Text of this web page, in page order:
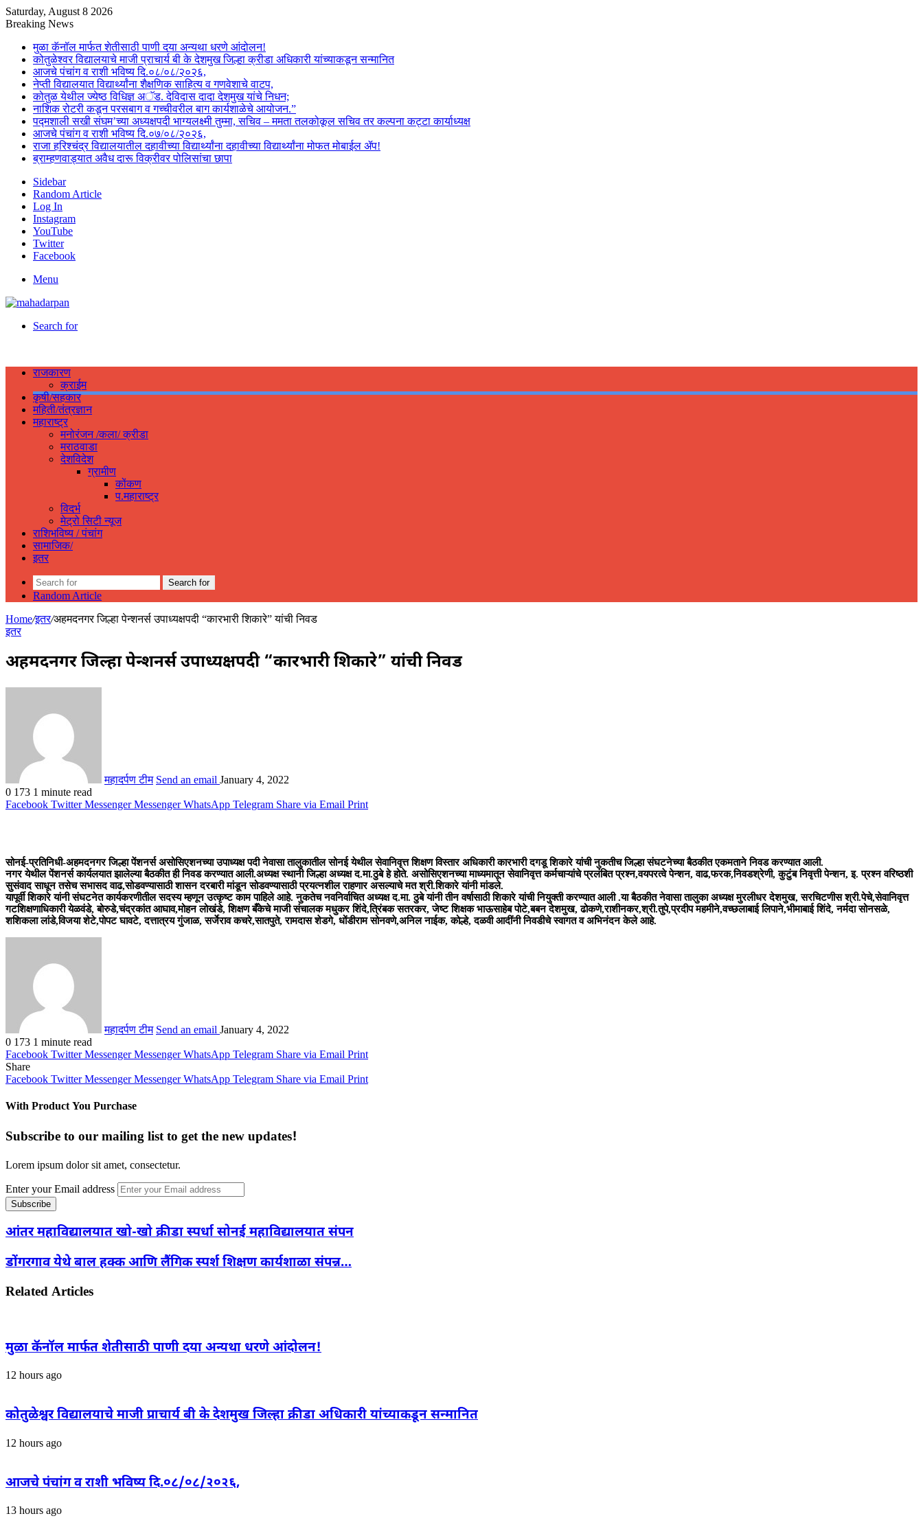
Saturday, August 8 2026
Breaking News
मुळा कॅनॉल मार्फत शेतीसाठी पाणी दया अन्यथा धरणे आंदोलन!
कोतुळेश्वर विद्यालयाचे माजी प्राचार्य बी के देशमुख जिल्हा क्रीडा अधिकारी यांच्याकडून सन्मानित
आजचे पंचांग व राशी भविष्य दि.०८/०८/२०२६,
नेप्ती विद्यालयात विद्यार्थ्यांना शैक्षणिक साहित्य व गणवेशाचे वाटप,
कोतुळ येथील ज्येष्ठ विधिज्ञ अॅड. देविदास दादा देशमुख यांचे निधन;
नाशिक रोटरी कडून परसबाग व गच्चीवरील बाग कार्यशाळेचे आयोजन.”
पद्मशाली सखी संघम’च्या अध्यक्षपदी भाग्यलक्ष्मी तुम्मा, सचिव – ममता तलकोकूल सचिव तर कल्पना कट्टा कार्याध्यक्ष
आजचे पंचांग व राशी भविष्य दि.०७/०८/२०२६,
राजा हरिश्चंद्र विद्यालयातील दहावीच्या विद्यार्थ्यांना दहावीच्या विद्यार्थ्यांना मोफत मोबाईल ॲप!
ब्राम्हणवाड्यात अवैध दारू विक्रीवर पोलिसांचा छापा
Sidebar
Random Article
Log In
Instagram
YouTube
Twitter
Facebook
Menu
Search for
राजकारण
क्राईम
कृषी/सहकार
महिती/तंत्रज्ञान
महाराष्ट्र
मनोरंजन /कला/ क्रीडा
मराठवाडा
देशविदेश
ग्रामीण
कोंकण
प.महाराष्ट्र
विदर्भ
मेट्रो सिटी न्यूज
राशिभविष्य / पंचांग
सामाजिक/
इतर
Search for
Random Article
Home/इतर/अहमदनगर जिल्हा पेन्शनर्स उपाध्यक्षपदी “कारभारी शिकारे” यांची निवड
इतर
अहमदनगर जिल्हा पेन्शनर्स उपाध्यक्षपदी “कारभारी शिकारे” यांची निवड
महादर्पण टीम Send an email January 4, 2022
0 173 1 minute read
Facebook Twitter Messenger Messenger WhatsApp Telegram Share via Email Print
सोनई-प्रतिनिधी-अहमदनगर जिल्हा पेंशनर्स असोसिएशनच्या उपाध्यक्ष पदी नेवासा तालुकातील सोनई येथील सेवानिवृत्त शिक्षण विस्तार अधिकारी कारभारी दगडू शिकारे यांची नुकतीच जिल्हा संघटनेच्या बैठकीत एकमताने निवड करण्यात आली.
नगर येथील पेंशनर्स कार्यलयात झालेल्या बैठकीत ही निवड करण्यात आली.अध्यक्ष स्थानी जिल्हा अध्यक्ष द.मा.ठुबे हे होते. असोसिएशनच्या माध्यमातून सेवानिवृत्त कर्मचाऱ्यांचे प्रलंबित प्रश्न,वयपरत्वे पेन्शन, वाढ,फरक,निवडश्रेणी, कुटुंब निवृत्ती पेन्शन, इ. प्रश्न वरिष्ठशी
सुसंवाद साधून तसेच सभासद वाढ,सोडवण्यासाठी शासन दरबारी मांडून सोडवण्यासाठी प्रयत्नशील राहणार असल्याचे मत श्री.शिकारे यांनी मांडले.
यापूर्वी शिकारे यांनी संघटनेत कार्यकरणीतील सदस्य म्हणून उत्कृष्ट काम पाहिले आहे. नुकतेच नवनिर्वाचित अध्यक्ष द.मा. ठुबे यांनी तीन वर्षासाठी शिकारे यांची नियुक्ती करण्यात आली .या बैठकीत नेवासा तालुका अध्यक्ष मुरलीधर देशमुख, सरचिटणीस श्री.पेचे,सेवानिवृत्त
गटशिक्षणाधिकारी येळवंडे, बोरुडे,चंद्रकांत आघाव,मोहन लोखंडे, शिक्षण बँकेचे माजी संचालक मधुकर शिंदे,त्रिंबक सतरकर, जेष्ट शिक्षक भाऊसाहेब पोटे,बबन देशमुख, ढोकणे,राशीनकर,श्री.तुपे,प्रदीप महमीने,वच्छलाबाई लिपाने,भीमाबाई शिंदे, नर्मदा सोनसळे,
शशिकला लांडे,विजया शेटे,पोपट घावटे, दत्तात्रय गुंजाळ, सर्जेराव कचरे,सातपुते, रामदास शेडगे, धोंडीराम सोनवणे,अनिल नाईक, कोल्हे, दळवी आदींनी निवडीचे स्वागत व अभिनंदन केले आहे.
महादर्पण टीम Send an email January 4, 2022
0 173 1 minute read
Facebook Twitter Messenger Messenger WhatsApp Telegram Share via Email Print
Share
Facebook Twitter Messenger Messenger WhatsApp Telegram Share via Email Print
With Product You Purchase
Subscribe to our mailing list to get the new updates!
Lorem ipsum dolor sit amet, consectetur.
Enter your Email address
आंतर महाविद्यालयात खो-खो क्रीडा स्पर्धा सोनई महाविद्यालयात संपन
डोंगरगाव येथे बाल हक्क आणि लैंगिक स्पर्श शिक्षण कार्यशाळा संपन्न…
Related Articles
मुळा कॅनॉल मार्फत शेतीसाठी पाणी दया अन्यथा धरणे आंदोलन!
12 hours ago
कोतुळेश्वर विद्यालयाचे माजी प्राचार्य बी के देशमुख जिल्हा क्रीडा अधिकारी यांच्याकडून सन्मानित
12 hours ago
आजचे पंचांग व राशी भविष्य दि.०८/०८/२०२६,
13 hours ago